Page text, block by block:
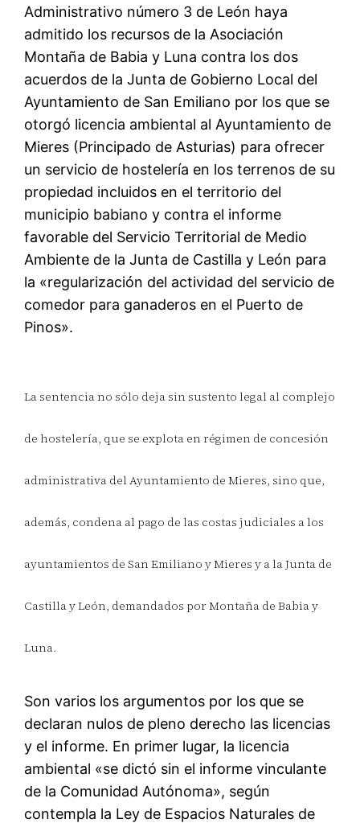
Administrativo número 3 de León haya
admitido los recursos de la Asociación
Montaña de Babia y Luna contra los dos
acuerdos de la Junta de Gobierno Local del
Ayuntamiento de San Emiliano por los que se
otorgó licencia ambiental al Ayuntamiento de
Mieres (Principado de Asturias) para ofrecer
un servicio de hostelería en los terrenos de su
propiedad incluidos en el territorio del
municipio babiano y contra el informe
favorable del Servicio Territorial de Medio
Ambiente de la Junta de Castilla y León para
la «regularización del actividad del servicio de
comedor para ganaderos en el Puerto de
Pinos».
La sentencia no sólo deja sin sustento legal al complejo
de hostelería, que se explota en régimen de concesión
administrativa del Ayuntamiento de Mieres, sino que,
además, condena al pago de las costas judiciales a los
ayuntamientos de San Emiliano y Mieres y a la Junta de
Castilla y León, demandados por Montaña de Babia y
Luna.
Son varios los argumentos por los que se
declaran nulos de pleno derecho las licencias
y el informe. En primer lugar, la licencia
ambiental «se dictó sin el informe vinculante
de la Comunidad Autónoma», según
contempla la Ley de Espacios Naturales de